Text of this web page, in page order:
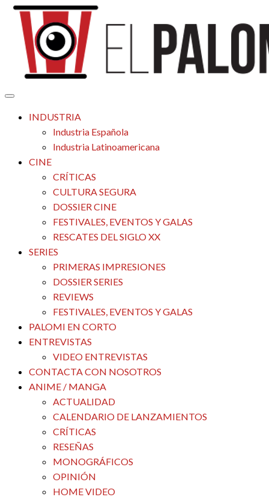
Saltar
contenido
El Palomitrón
Tu espacio de la industria de cine española y latinoamericana
INDUSTRIA
Industria Española
Industria Latinoamericana
CINE
CRÍTICAS
CULTURA SEGURA
DOSSIER CINE
FESTIVALES, EVENTOS Y GALAS
RESCATES DEL SIGLO XX
SERIES
PRIMERAS IMPRESIONES
DOSSIER SERIES
REVIEWS
FESTIVALES, EVENTOS Y GALAS
PALOMI EN CORTO
ENTREVISTAS
VIDEO ENTREVISTAS
CONTACTA CON NOSOTROS
ANIME / MANGA
ACTUALIDAD
CALENDARIO DE LANZAMIENTOS
CRÍTICAS
RESEÑAS
MONOGRÁFICOS
OPINIÓN
HOME VIDEO